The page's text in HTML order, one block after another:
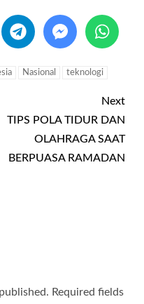
Nasional teknologi
Next
TIPS POLA TIDUR DAN
OLAHRAGA SAAT
BERPUASA RAMADAN
Required fields